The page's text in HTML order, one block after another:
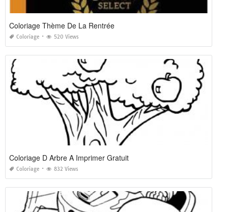
Coloriage Thème De La Rentrée
Coloriage 520 Views
Coloriage D Arbre A Imprimer Gratuit
Coloriage 832 Views